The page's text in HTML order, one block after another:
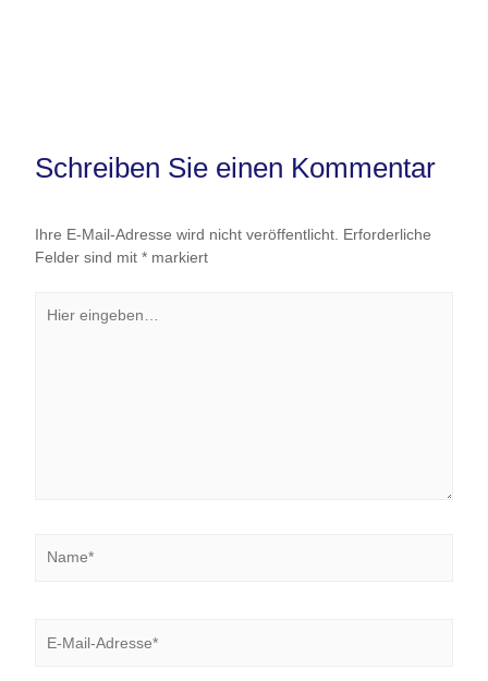
Schreiben Sie einen Kommentar
Ihre E-Mail-Adresse wird nicht veröffentlicht. Erforderliche
Felder sind mit *markiert
eingeben…
Mail-